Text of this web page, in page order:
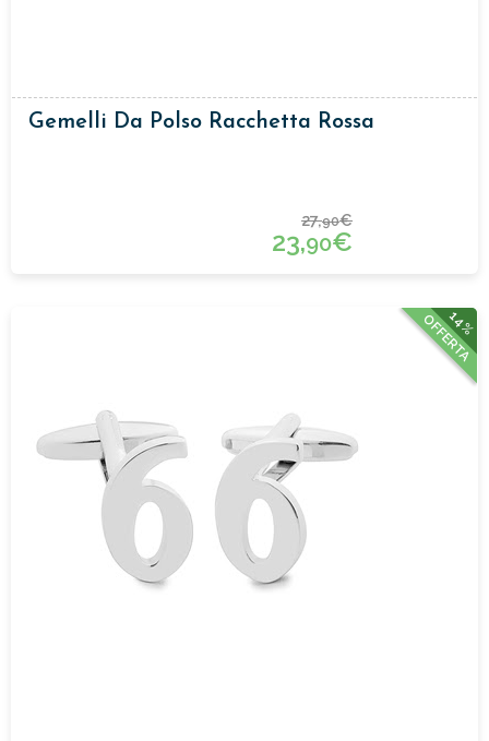
Gemelli Da Polso Racchetta Rossa
27,90€
23,90€
14%
OFFERTA